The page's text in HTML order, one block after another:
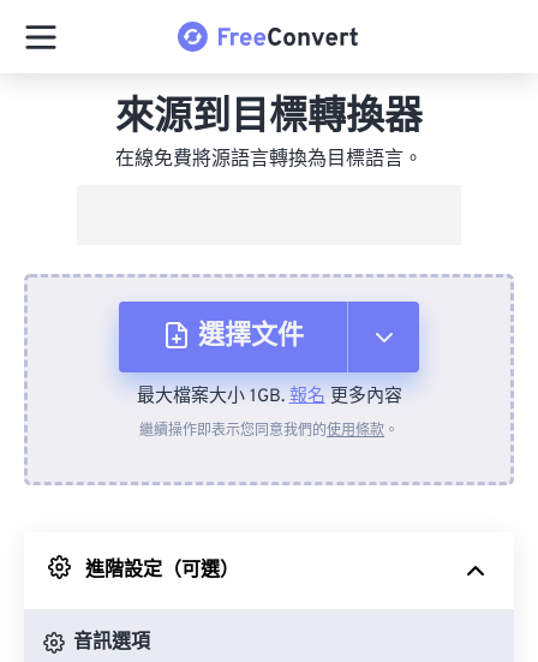
來源到目標轉換器
在線免費將源語言轉換為目標語言。
選擇文件
來自裝置
來自 Google 雲端硬碟
最大檔案大小 1GB.報名更多內容
繼續操作即表示您同意我們的使用條款 。
進階設定（可選）
音訊選項